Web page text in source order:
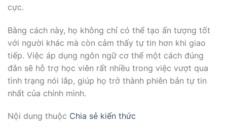
cực.
Bằng cách này, họ không chỉ có thể tạo ấn tượng tốt
với người khác mà còn cảm thấy tự tin hơn khi giao
tiếp. Việc áp dụng ngôn ngữ cơ thể một cách đúng
đắn sẽ hỗ trợ học viên rất nhiều trong việc vượt qua
tình trạng nói lắp, giúp họ trở thành phiên bản tự tin
nhất của chính mình.
Nội dung thuộc Chia sẻ kiến thức